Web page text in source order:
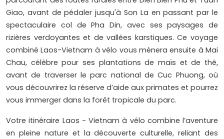
Giao, avant de pédaler jusqu'à Son La en passant par le
spectaculaire col de Pha Din, avec ses paysages de
rizières verdoyantes et de vallées karstiques. Ce voyage
combiné Laos-Vietnam à vélo vous mènera ensuite à Mai
Chau, célèbre pour ses plantations de maïs et de thé,
avant de traverser le parc national de Cuc Phuong, où
vous découvrirez la réserve d’aide aux primates et pourrez
vous immerger dans la forêt tropicale du parc.
Votre itinéraire Laos - Vietnam à vélo combine l’aventure
en pleine nature et la découverte culturelle, reliant des